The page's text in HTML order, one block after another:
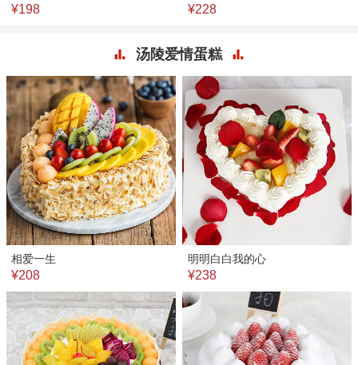
¥198 ¥228
汤陵爱情蛋糕
相爱一生
¥208
明明白白我的心
¥238